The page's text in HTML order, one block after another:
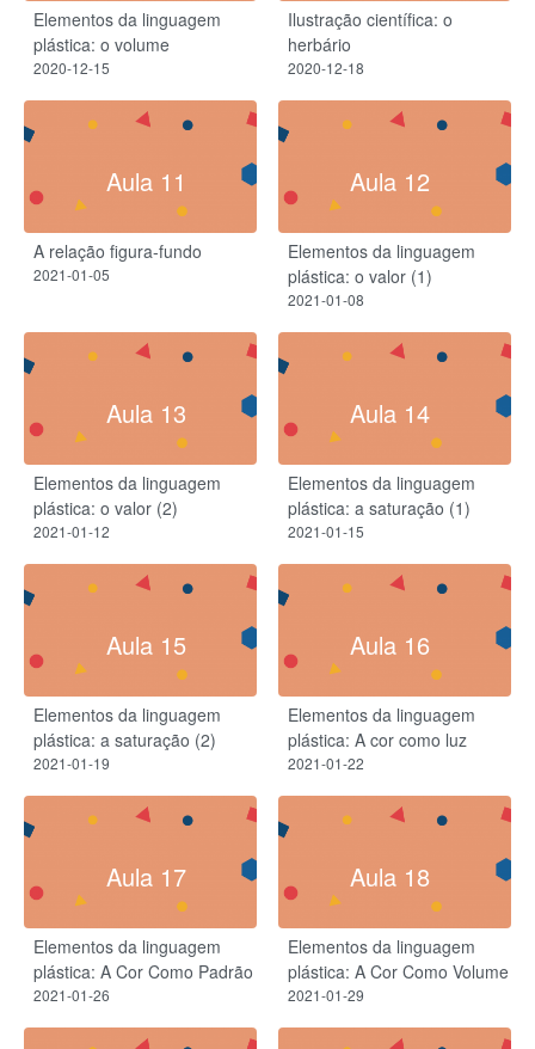
Elementos da linguagem
plástica: o volume
2020-12-15
Ilustração científica: o
herbário
2020-12-18
Aula 11
A relação figura-fundo
2021-01-05
Aula 12
Elementos da linguagem
plástica: o valor (1)
2021-01-08
Aula 13
Elementos da linguagem
plástica: o valor (2)
2021-01-12
Aula 14
Elementos da linguagem
plástica: a saturação (1)
2021-01-15
Aula 15
Elementos da linguagem
plástica: a saturação (2)
2021-01-19
Aula 16
Elementos da linguagem
plástica: A cor como luz
2021-01-22
Aula 17
Elementos da linguagem
plástica: A Cor Como Padrão
2021-01-26
Aula 18
Elementos da linguagem
plástica: A Cor Como Volume
2021-01-29